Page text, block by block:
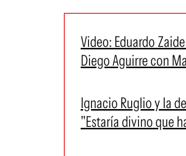
Video: Eduardo
Diego Aguirre con
Ignacio Ruglio y la
"Estaría divino que